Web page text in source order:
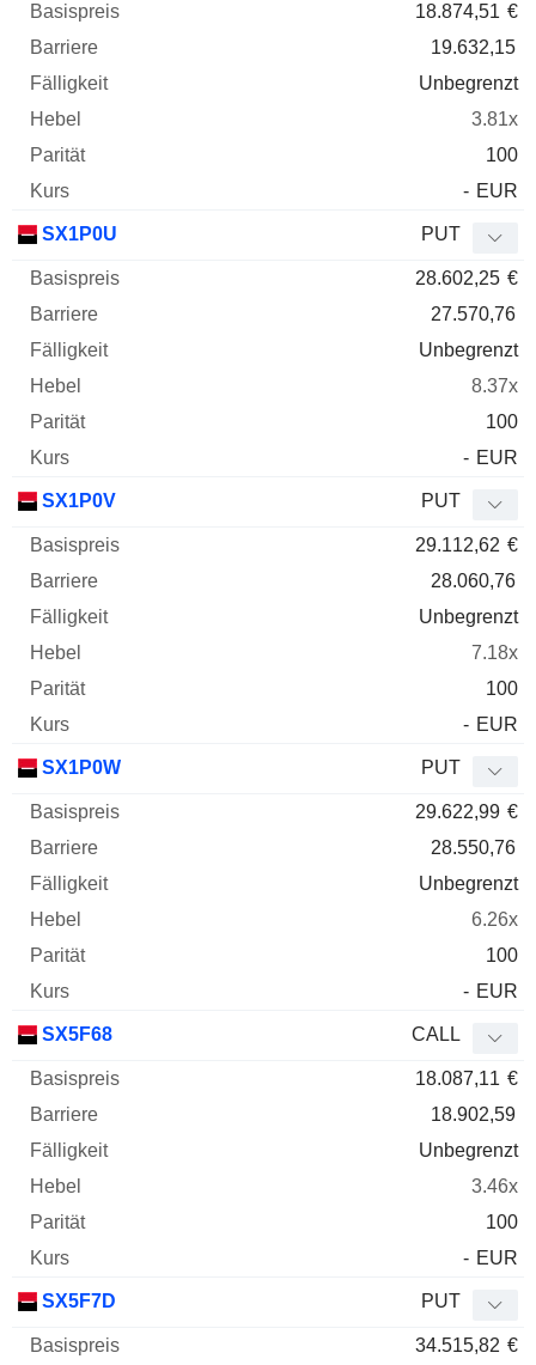
18.874,51 €
19.632,15
Unbegrenzt
3.81x
100
- EUR
SX1P0U PUT
28.602,25 €
27.570,76
Unbegrenzt
8.37x
100
- EUR
SX1P0V PUT
29.112,62 €
28.060,76
Unbegrenzt
7.18x
100
- EUR
SX1P0W PUT
29.622,99 €
28.550,76
Unbegrenzt
6.26x
100
- EUR
SX5F68 CALL
18.087,11 €
18.902,59
Unbegrenzt
3.46x
100
- EUR
SX5F7D PUT
34.515,82 €